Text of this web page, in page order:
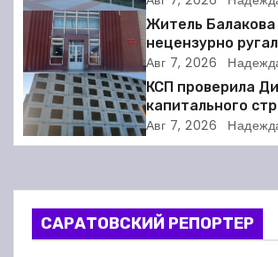
а
ц
и
я
о
з
Житель
нецензурно
соседкой и
ареста
Авг 7, 2026
КСП проверила
капитального
Балакове и нашла
нарушений
Авг 7, 2026
САРАТОВСКИЙ РЕПОРТЕР